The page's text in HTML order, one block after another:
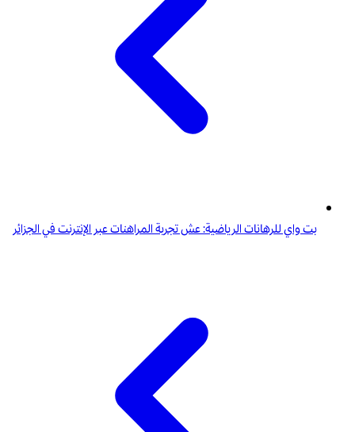
بت واي للرهانات الرياضية: عش تجربة المراهنات عبر الإنترنت في الجزائر